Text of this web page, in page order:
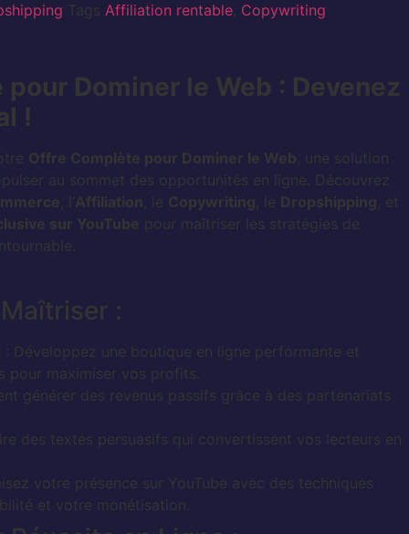
Tags Affiliation rentable Copywriting
Dominer le Web : Devenez
!
Offre Complète pour Dominer le Web , une solution
au sommet des opportunités en ligne. Découvrez
, l’Affiliation , le Copywriting , le Dropshipping , et
sur YouTube pour maîtriser les stratégies de
:
: Développez une boutique en ligne performante et
pour maximiser vos profits.
générer des revenus passifs grâce à des partenariats
des textes persuasifs qui convertissent vos lecteurs en
votre présence sur YouTube avec des techniques
et votre monétisation.